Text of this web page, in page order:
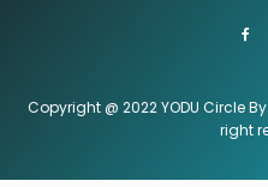
Copyright @ 2022 YODU Circle
right